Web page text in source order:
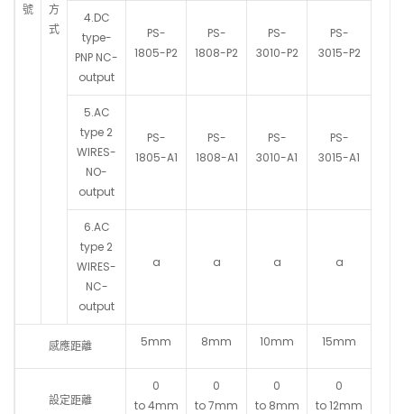
號
方
式
4.DC
type-
PNP NC-
output
PS-
1805-P2
PS-
1808-P2
PS-
3010-P2
PS-
3015-P2
5.AC
type 2
WIRES-
NO-
output
PS-
1805-A1
PS-
1808-A1
PS-
3010-A1
PS-
3015-A1
6.AC
type 2
WIRES-
NC-
output
a a a a
感應距離 5mm 8mm 10mm 15mm
設定距離
0
to 4mm
0
to 7mm
0
to 8mm
0
to 12mm